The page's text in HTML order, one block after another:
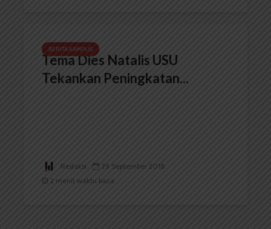
BERITA KAMPUS
Tema Dies Natalis USU
Tekankan Peningkatan...
Redaksi
29 September 2018
2 menit waktu baca